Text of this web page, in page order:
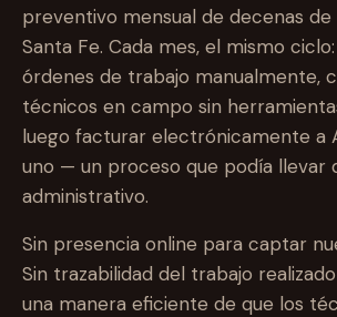
preventivo mensual de decenas de
Santa Fe. Cada mes, el mismo
órdenes de trabajo manualmente,
técnicos en campo sin
luego facturar electrónicamente a
uno — un proceso que podía llevar
administrativo.
Sin presencia online para captar
Sin trazabilidad del trabajo
una manera eficiente de que los